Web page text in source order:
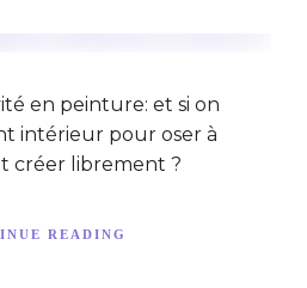
en peinture: et si on
intérieur pour oser à
créer librement ?
READING